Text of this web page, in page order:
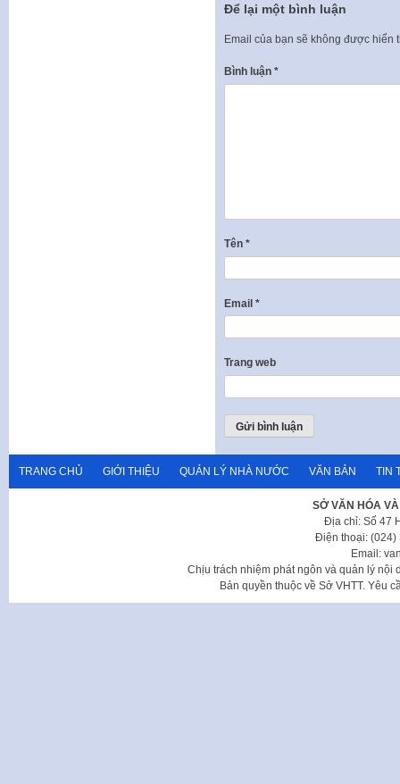
Để lại một bình luận
Email của bạn sẽ không được hiển
Bình luận *
Tên *
Email *
Trang web
TRANG CHỦ GIỚI THIỆU QUẢN LÝ NHÀ NƯỚC VĂN BẢN TIN
SỞ VĂN HÓA
Địa chỉ: Số 47
Điện thoại: (024)
Email:
Chịu trách nhiệm phát ngôn và quản lý nội
Bản quyền thuộc về Sở VHTT. Yêu